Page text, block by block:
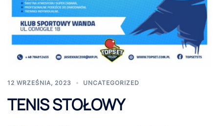
12 WRZEŚNIA, 2023 UNCATEGORIZED
TENIS STOŁOWY